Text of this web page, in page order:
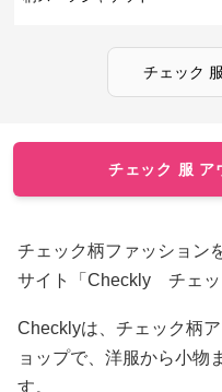
チェック 服
チェック 服 ア
チェック柄ファッション
サイト「Checkly チェッ
Checklyは、チェック柄
ョップで、洋服から小物
す。